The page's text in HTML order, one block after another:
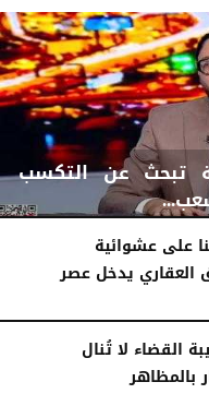
تبحث عن التكسب
على عشوائية
يدخل عصر
القضاء لا تُنال
بالمظاهر